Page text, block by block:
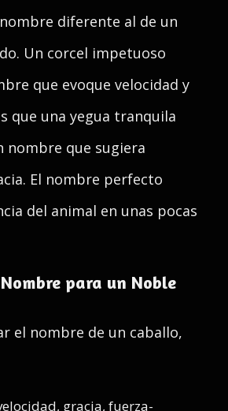
diferente al de un
Un corcel impetuoso
que evoque velocidad y
que una yegua tranquila
nombre que sugiera
El nombre perfecto
del animal en unas pocas
para un Noble
el nombre de un caballo,
gracia, fuerza-